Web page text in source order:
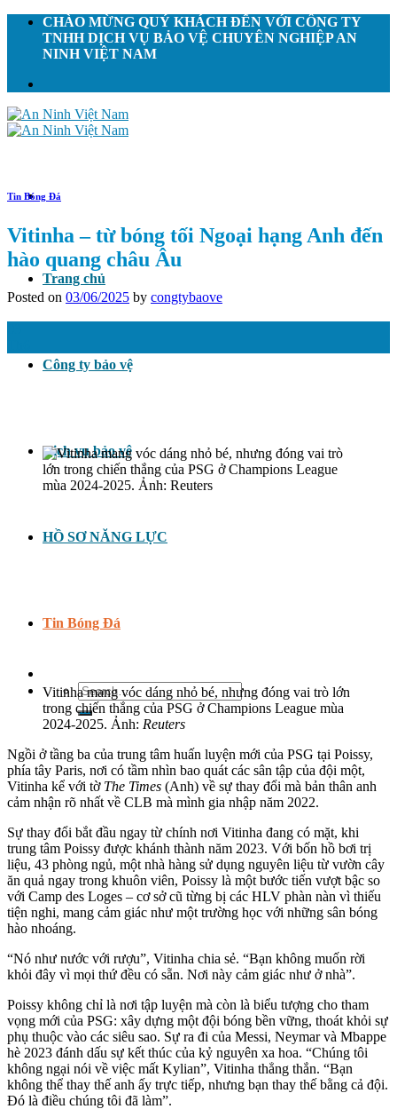
Skip
content
CHÀO MỪNG QUÝ KHÁCH ĐẾN VỚI CÔNG TY
TNHH DỊCH VỤ BẢO VỆ CHUYÊN NGHIỆP AN
NINH VIỆT NAM
Trang chủ
Công ty bảo vệ
Dịch vụ bảo vệ
HỒ SƠ NĂNG LỰC
Tin Bóng Đá
Search
for:
Tin Bóng Đá
Vitinha – từ bóng tối Ngoại hạng Anh đến
hào quang châu Âu
Posted on 03/06/2025 by congtybaove
Vitinha mang vóc dáng nhỏ bé, nhưng đóng vai trò lớn
trong chiến thắng của PSG ở Champions League mùa
2024-2025. Ảnh: Reuters
Ngồi ở tầng ba của trung tâm huấn luyện mới của PSG tại Poissy,
phía tây Paris, nơi có tầm nhìn bao quát các sân tập của đội một,
Vitinha kể với tờ The Times (Anh) về sự thay đổi mà bản thân anh
cảm nhận rõ nhất về CLB mà mình gia nhập năm 2022.
Sự thay đổi bắt đầu ngay từ chính nơi Vitinha đang có mặt, khi
trung tâm Poissy được khánh thành năm 2023. Với bốn hồ bơi trị
liệu, 43 phòng ngủ, một nhà hàng sử dụng nguyên liệu từ vườn cây
ăn quả ngay trong khuôn viên, Poissy là một bước tiến vượt bậc so
với Camp des Loges – cơ sở cũ từng bị các HLV phàn nàn vì thiếu
tiện nghi, mang cảm giác như một trường học với những sân bóng
hào nhoáng.
“Nó như nước với rượu”, Vitinha chia sẻ. “Bạn không muốn rời
khỏi đây vì mọi thứ đều có sẵn. Nơi này cảm giác như ở nhà”.
Poissy không chỉ là nơi tập luyện mà còn là biểu tượng cho tham
vọng mới của PSG: xây dựng một đội bóng bền vững, thoát khỏi sự
phụ thuộc vào các siêu sao. Sự ra đi của Messi, Neymar và Mbappe
hè 2023 đánh dấu sự kết thúc của kỷ nguyên xa hoa. “Chúng tôi
không ngại nói về việc mất Kylian”, Vitinha thẳng thắn. “Bạn
không thể thay thế anh ấy trực tiếp, nhưng bạn thay thế bằng cả đội.
Đó là điều chúng tôi đã làm”.